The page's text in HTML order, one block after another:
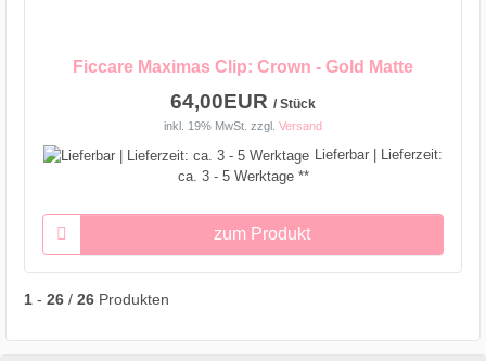
Ficcare Maximas Clip: Crown - Gold Matte
64,00EUR / Stück
inkl. 19% MwSt. zzgl. Versand
Lieferbar | Lieferzeit:
ca. 3 - 5 Werktage **
zum Produkt
1 - 26 / 26 Produkten